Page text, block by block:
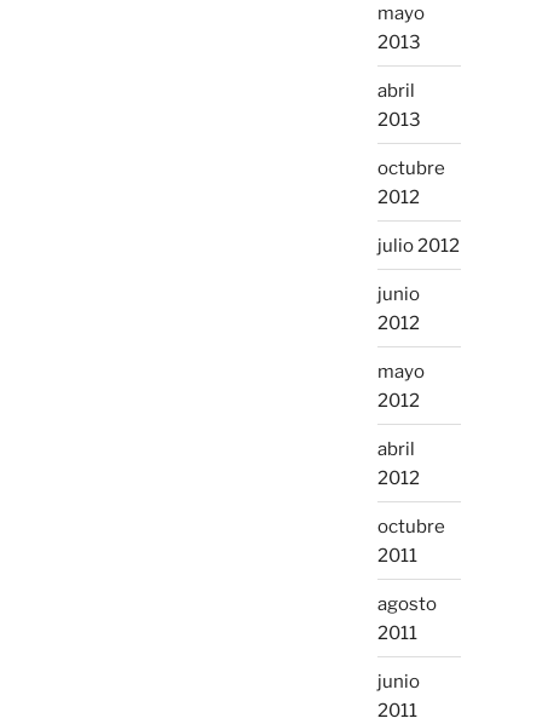
mayo
2013
abril
2013
octubre
2012
julio 2012
junio
2012
mayo
2012
abril
2012
octubre
2011
agosto
2011
junio
2011